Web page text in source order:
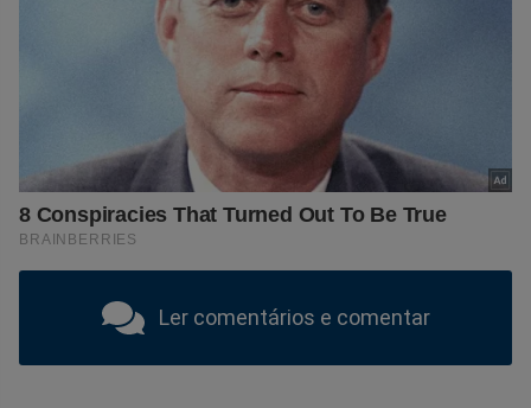
Ler comentários e comentar